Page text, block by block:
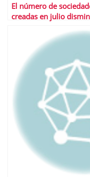
El número de
creadas en julio